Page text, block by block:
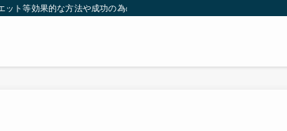
ト等効果的な方法や成功の為の秘訣等。太ったり悩んでいる方々が